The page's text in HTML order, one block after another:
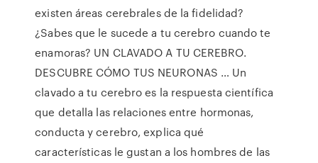
existen áreas cerebrales de la fidelidad?
¿Sabes que le sucede a tu cerebro cuando te
enamoras? UN CLAVADO A TU CEREBRO.
DESCUBRE CÓMO TUS NEURONAS … Un
clavado a tu cerebro es la respuesta científica
que detalla las relaciones entre hormonas,
conducta y cerebro, explica qué
características le gustan a los hombres de las